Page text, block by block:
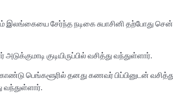
இலங்கையை சேர்ந்த நடிகை சுபாசினி
குடியிருப்பில் வசித்து வந்துள்ளார்.
பெங்களூரில் தனது கணவர் பிப்பினுடன் வசித்து
வந்துள்ளார்.